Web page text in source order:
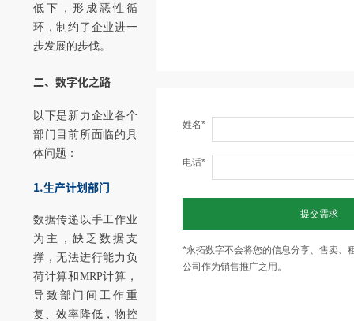
低下，形成恶性循
环，制约了企业进一
步发展的步伐。
二、数字化之路
以下是新力企业各个
部门目前所面临的具
体问题：
1.生产计划部门
数据传递以手工作业
为主，缺乏数据支
撑，无法进行能力负
荷计算和MRP计算，
导致部门间工作重
复、效率降低，物控
姓名*
电话*
提交需求
*永拓数字不会将您的信息分享、售卖、
公司作为销售推广之用。